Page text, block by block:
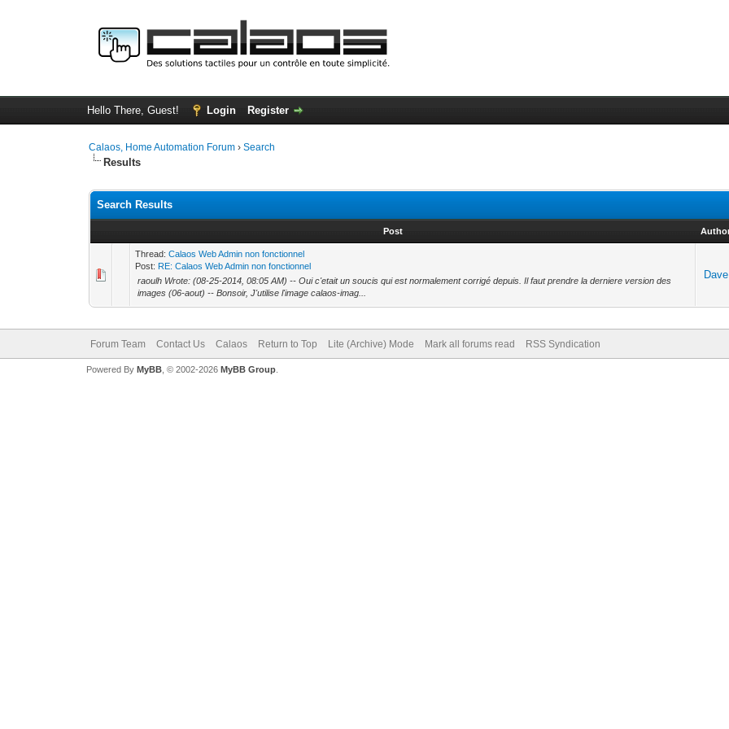
Hello There, Guest! Login Register
Calaos, Home Automation Forum ›Search
Results
Search Results
Post
Thread:Calaos Web Admin non fonctionnel
Post: RE: Calaos Web Admin non fonctionnel
raoulh Wrote: (08-25-2014, 08:05 AM) -- Oui c'etait un soucis qui est normalement corrigé depuis. Il faut prendre la derniere version des
images (06-aout) -- Bonsoir, J'utilise l'image calaos-imag...
Dave
Forum Team Contact Us Calaos Return to Top Lite (Archive) Mode Mark all forums read RSS Syndication
Powered By MyBB, © 2002-2026 MyBB Group.